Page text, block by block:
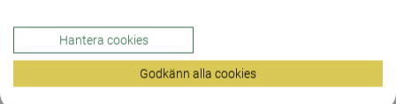
Hantera cookies
Godkänn alla cookies